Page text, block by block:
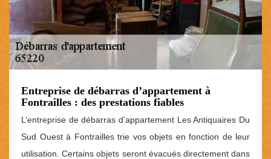
Entreprise de débarras d’appartement à
Fontrailles : des prestations fiables
L’entreprise de débarras d’appartement Les Antiquaires Du
Sud Ouest à Fontrailles trie vos objets en fonction de leur
utilisation. Certains objets seront évacués directement dans